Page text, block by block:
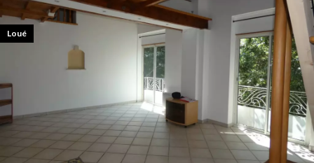
Loué